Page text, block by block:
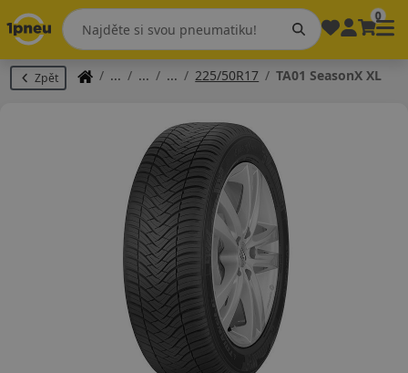
0
Zpět 225/50R17 TA01 SeasonX XL